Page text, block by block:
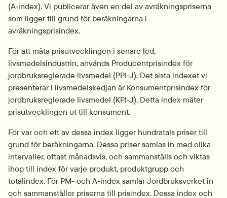
(A‑index). Vi publicerar även en del av avräkningspriserna
som ligger till grund för beräkningarna i
avräkningsprisindex.
För att mäta prisutvecklingen i senare led,
livsmedelsindustrin, används Producentprisindex för
jordbruksreglerade livsmedel (PPI‑J). Det sista indexet vi
presenterar i livsmedelskedjan är Konsumentprisindex för
jordbruksreglerade livsmedel (KPI‑J). Detta index mäter
prisutvecklingen ut till konsument.
För var och ett av dessa index ligger hundratals priser till
grund för beräkningarna. Dessa priser samlas in med olika
intervaller, oftast månadsvis, och sammanställs och viktas
ihop till index för varje produkt, produktgrupp och
totalindex. För PM- och A-index samlar Jordbruksverket in
och sammanställer priserna till prisindex. Dessa index och